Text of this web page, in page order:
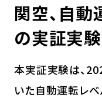
関空、自
の実証実
本実証実験は、
いた自動運転レ